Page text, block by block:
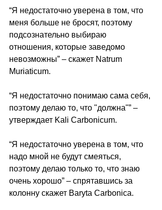
“Я недостаточно уверена в том, что
меня больше не бросят, поэтому
подсознательно выбираю
отношения, которые заведомо
невозможны” – скажет Natrum
Muriaticum.
“Я недостаточно понимаю сама себя,
поэтому делаю то, что "должна"” –
утверждает Kali Carbonicum.
“Я недостаточно уверена в том, что
надо мной не будут смеяться,
поэтому делаю только то, что знаю
очень хорошо” – спрятавшись за
колонну скажет Baryta Carbonica.